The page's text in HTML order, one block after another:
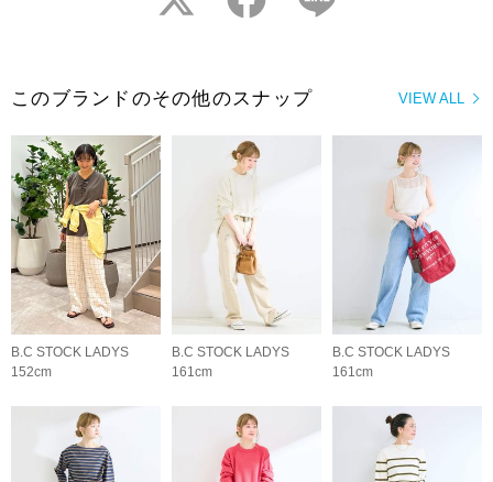
VIEW ALL
このブランドのその他のスナップ
B.C STOCK LADYS
152cm
B.C STOCK LADYS
161cm
B.C STOCK LADYS
161cm